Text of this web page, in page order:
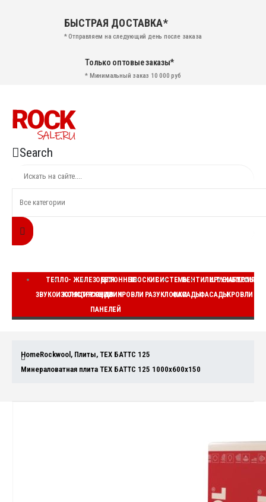
БЫСТРАЯ ДОСТАВКА*
* Отправляем на следующий день после заказа
Только оптовые заказы*
* Минимальный заказ 10 000 руб
Search
ТЕПЛО-
ЗВУКОИЗОЛЯЦИЯ
ЖЕЛЕЗОБЕТОННЫЕ
КОНСТРУКЦИИ
ДЛЯ
СЭНДВИЧ
ПАНЕЛЕЙ
ПЛОСКИЕ
КРОВЛИ
СИСТЕМЫ
РАЗУКЛОНКИ
ВЕНТИЛИРУЕМЫЕ
ФАСАДЫ
ШТУКАТУРНЫЕ
ФАСАДЫКРОВЛИ
HomeRockwool , Плиты, ТЕХ БАТТС 125
Минераловатная плита ТЕХ БАТТС 125 1000x600x150